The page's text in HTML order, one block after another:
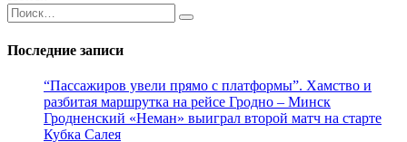
Search
for:
Последние записи
“Пассажиров увели прямо с платформы”. Хамство и
разбитая маршрутка на рейсе Гродно – Минск
Гродненский «Неман» выиграл второй матч на старте
Кубка Салея